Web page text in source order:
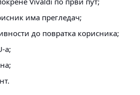
има прегледач;
до повратка корисника;
а;